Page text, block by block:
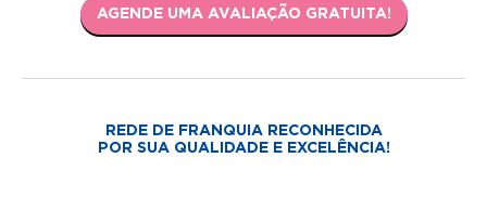
AGENDE UMA AVALIAÇÃO GRATUITA!
REDE DE FRANQUIA RECONHECIDA
POR SUA QUALIDADE E EXCELÊNCIA!